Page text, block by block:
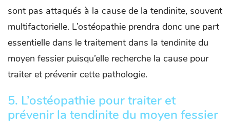
sont pas attaqués à la cause de la tendinite, souvent
multifactorielle. L’ostéopathie prendra donc une part
essentielle dans le traitement dans la tendinite du
moyen fessier puisqu’elle recherche la cause pour
traiter et prévenir cette pathologie.
5. L’ostéopathie pour traiter et
prévenir la tendinite du moyen fessier